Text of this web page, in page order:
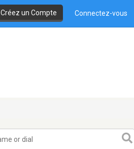
Créez un Compte Connectez-vous